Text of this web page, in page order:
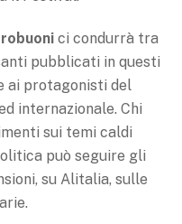
ci condurrà tra
pubblicati in questi
ai protagonisti del
internazionale. Chi
sui temi caldi
può seguire gli
su Alitalia, sulle